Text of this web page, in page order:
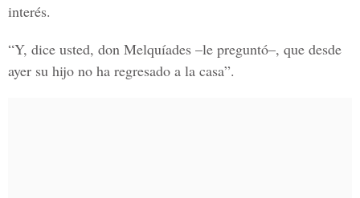
interés.
“Y, dice usted, don Melquíades –le preguntó–, que desde
ayer su hijo no ha regresado a la casa”.